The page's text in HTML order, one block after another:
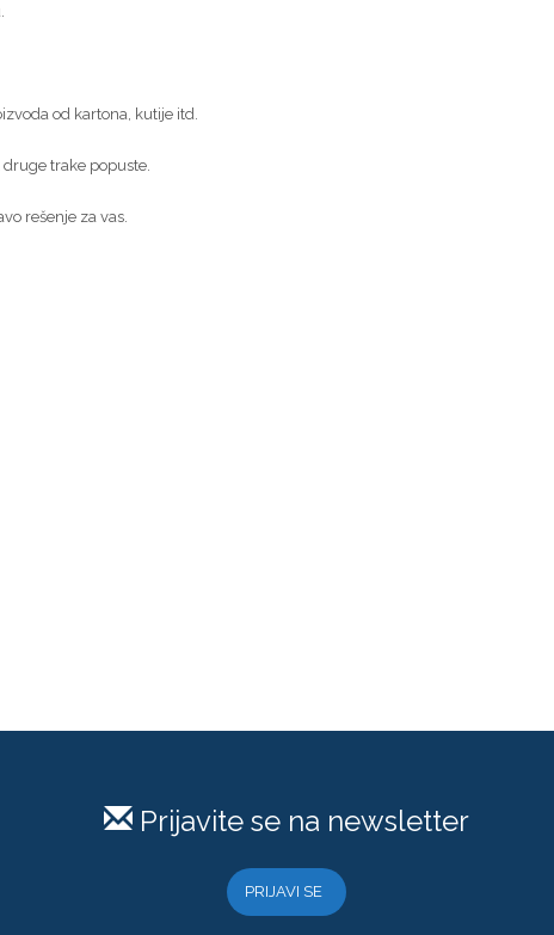
od kartona, kutije itd.
trake popuste.
rešenje za vas.
Prijavite se na newsletter
PRIJAVI SE